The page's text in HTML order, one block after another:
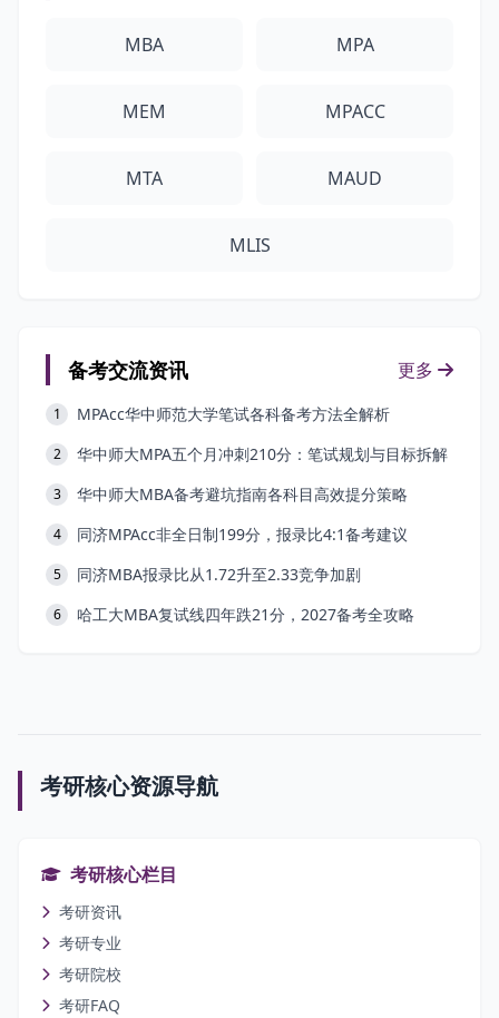
MBA MPA
MEM MPACC
MTA MAUD
MLIS
备考交流资讯 更多
1 MPAcc华中师范大学笔试各科备考方法全解析
2 华中师大MPA五个月冲刺210分：笔试规划与目标拆解
3 华中师大MBA备考避坑指南各科目高效提分策略
4 同济MPAcc非全日制199分，报录比4:1备考建议
5 同济MBA报录比从1.72升至2.33竞争加剧
6 哈工大MBA复试线四年跌21分，2027备考全攻略
考研核心资源导航
考研核心栏目
考研资讯
考研专业
考研院校
考研FAQ